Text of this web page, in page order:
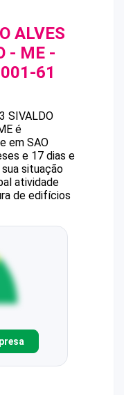
ALVES
- ME -
61
SIVALDO
é
em SAO
e 17 dias e
sua situação
atividade
de edifícios